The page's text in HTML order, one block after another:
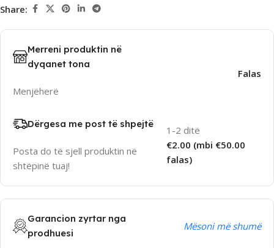
Share:
Merreni produktin në
dyqanet tona
Menjëherë
Falas
Dërgesa me post të shpejtë
Posta do të sjell produktin në
shtëpinë tuaj!
1-2 ditë
€2.00 (mbi €50.00
falas)
Garancion zyrtar nga
prodhuesi
Mësoni më shumë